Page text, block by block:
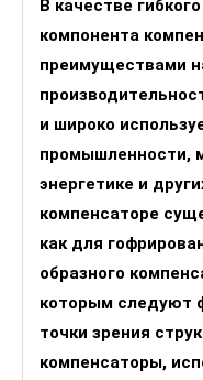
В качестве
компонента
преимуществами
и широко
промышленности,
энергетике и
компенсаторе
как для
образного
которым следуют
точки зрения
компенсаторы,